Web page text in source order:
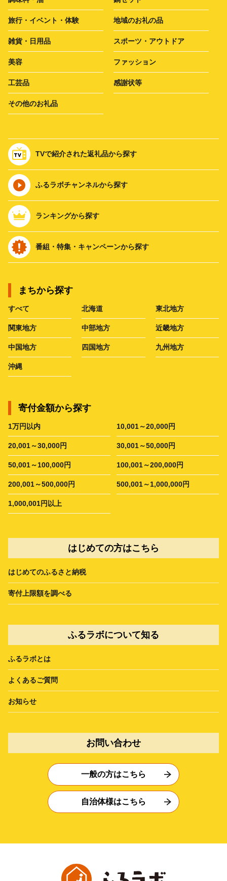
旅行・イベント・体験 地域のお礼の品
雑貨・日用品 スポーツ・アウトドア
美容 ファッション
工芸品 感謝状等
その他のお礼品
TVで紹介された返礼品から探す
ふるラボチャンネルから探す
ランキングから探す
番組・特集・キャンペーンから探す
まちから探す
すべて 北海道 東北地方
関東地方 中部地方 近畿地方
中国地方 四国地方 九州地方
沖縄
寄付金額から探す
1万円以内 10,001～20,000円
20,001～30,000円 30,001～50,000円
50,001～100,000円 100,001～200,000円
200,001～500,000円 500,001～1,000,000円
1,000,001円以上
はじめての方はこちら
はじめてのふるさと納税
寄付上限額を調べる
ふるラボについて知る
ふるラボとは
よくあるご質問
お知らせ
お問い合わせ
一般の方はこちら
自治体様はこちら